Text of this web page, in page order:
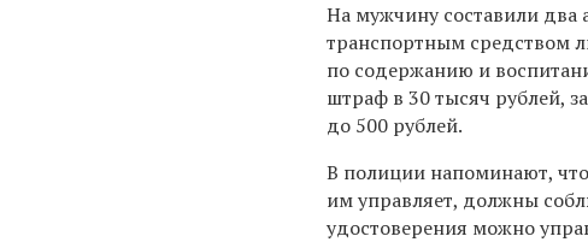
На мужчину составили два
транспортным средством
по содержанию и
штраф в 30 тысяч рублей,
до 500 рублей.
В полиции напоминают, что
им управляет, должны
удостоверения можно